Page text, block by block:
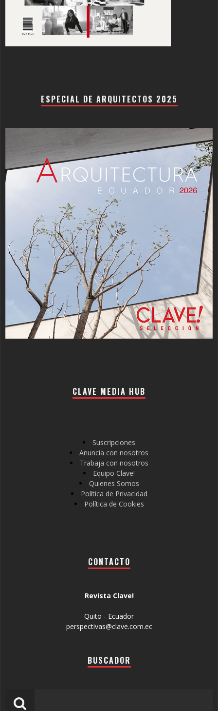
ESPECIAL DE ARQUITECTOS 2025
CLAVE MEDIA HUB
Suscripciones
Anuncia con nosotros
Trabaja con nosotros
Equipo Clave!
Quienes Somos
Política de Privacidad
Política de Cookies
CONTACTO
Revista Clave!
Quito - Ecuador
perspectivas@clave.com.ec
BUSCADOR